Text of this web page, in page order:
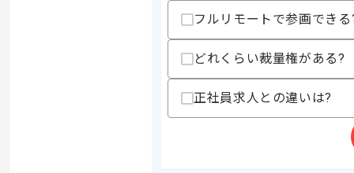
フルリモートで参画できる
どれくらい裁量権がある?
正社員求人との違いは?